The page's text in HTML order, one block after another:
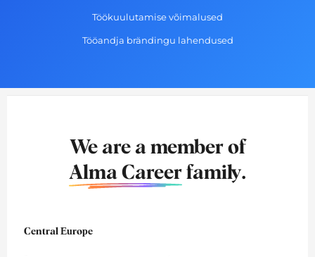
Töökuulutamise võimalused
Tööandja brändingu lahendused
We are a member of
Alma Career family.
Central Europe